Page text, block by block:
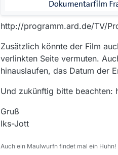
http://programm.ard.de/TV/
Zusätzlich könnte der Film
verlinkten Seite vermuten.
hinauslaufen, das Datum der
Und zukünftig bitte
Gruß
Iks-Jott
Auch ein Maulwurfn findet mal ein Huhn!